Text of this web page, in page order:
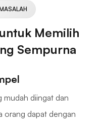
Memilih
Sempurna
mudah diingat dan
orang dapat dengan